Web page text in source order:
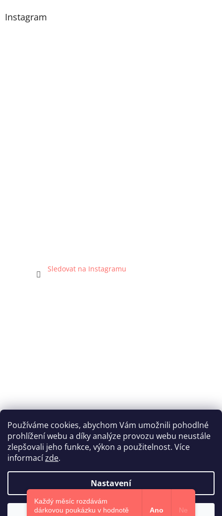
Používáme cookies, abychom Vám umožnili pohodlné
prohlížení webu a díky analýze provozu webu neustále
zlepšovali jeho funkce, výkon a použitelnost. Více
informacízde.
Nastavení
Instagram
Sledovat na Instagramu
Katka Hromasová Foto
Vytvořil Shoptet
Každý měsíc rozdávám
dárkovou poukázku v hodnotě
Ano Ne